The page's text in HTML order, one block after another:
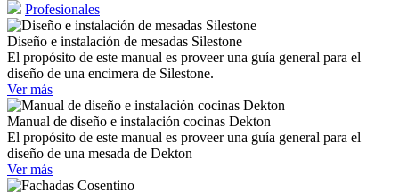
Profesionales
Diseño e instalación de mesadas Silestone
El propósito de este manual es proveer una guía general para el
diseño de una encimera de Silestone.
Ver más
Manual de diseño e instalación cocinas Dekton
El propósito de este manual es proveer una guía general para el
diseño de una mesada de Dekton
Ver más